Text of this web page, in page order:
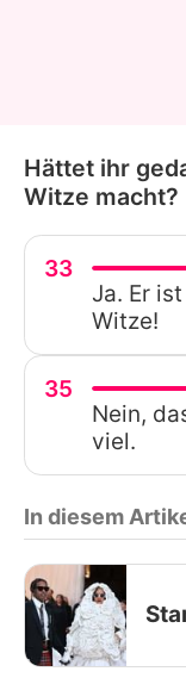
Hättet ihr
Witze macht?
33
Ja. Er
Witze!
35
Nein,
viel.
In diesem